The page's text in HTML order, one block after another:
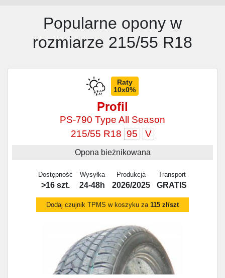
Popularne opony w
rozmiarze 215/55 R18
Raty
10x0%
Profil
PS-790 Type All Season
215/55 R18 95 V
Opona bieżnikowana
Dostępność
>16 szt.
Wysyłka
24-48h
Produkcja
2026/2025
Transport
GRATIS
Dodaj czujnik TPMS w koszyku za 115 zł/szt